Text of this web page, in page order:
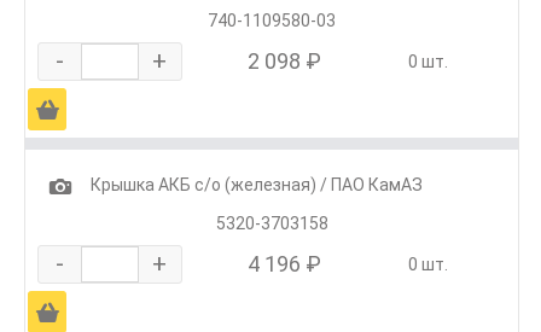
740-1109580-03
- + 2 098 ₽ 0 шт.
Ä
1
Крышка АКБ с/о (железная) / ПАО КамАЗ
5320-3703158
- + 4 196 ₽ 0 шт.
Ä